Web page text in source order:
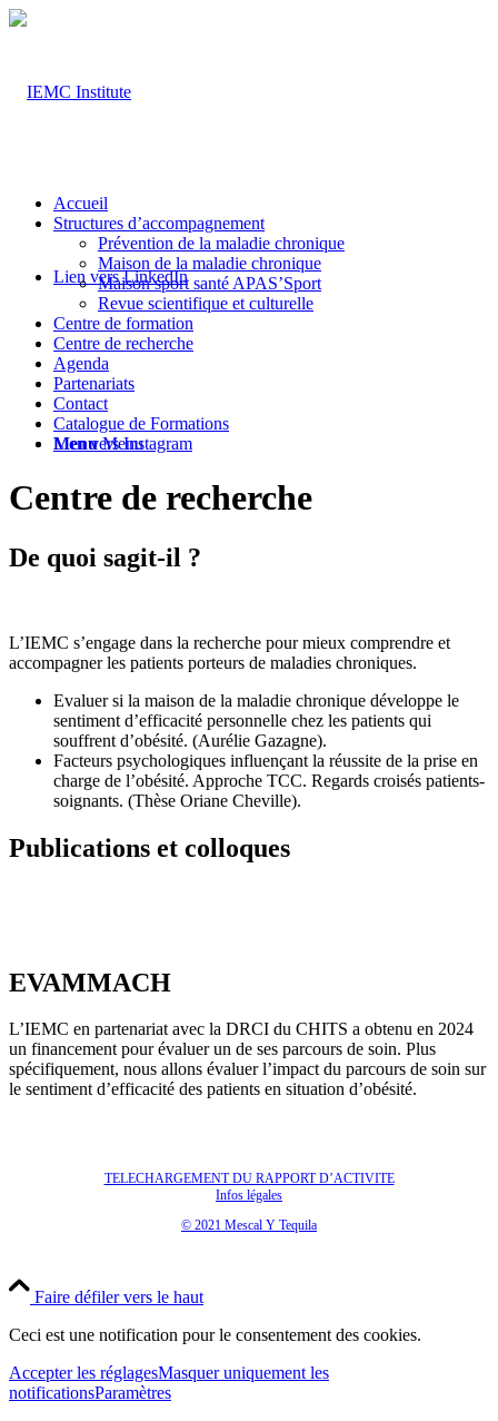
Lien vers LinkedIn
Lien vers Instagram
Accueil
Structures d’accompagnement
Prévention de la maladie chronique
Maison de la maladie chronique
Maison sport santé APAS’Sport
Revue scientifique et culturelle
Centre de formation
Centre de recherche
Agenda
Partenariats
Contact
Catalogue de Formations
Menu Menu
Centre de recherche
De quoi sagit-il ?
L’IEMC s’engage dans la recherche pour mieux comprendre et
accompagner les patients porteurs de maladies chroniques.
Evaluer si la maison de la maladie chronique développe le
sentiment d’efficacité personnelle chez les patients qui
souffrent d’obésité. (Aurélie Gazagne).
Facteurs psychologiques influençant la réussite de la prise en
charge de l’obésité. Approche TCC. Regards croisés patients-
soignants. (Thèse Oriane Cheville).
Publications et colloques
EVAMMACH
L’IEMC en partenariat avec la DRCI du CHITS a obtenu en 2024
un financement pour évaluer un de ses parcours de soin. Plus
spécifiquement, nous allons évaluer l’impact du parcours de soin sur
le sentiment d’efficacité des patients en situation d’obésité.
TELECHARGEMENT DU RAPPORT D’ACTIVITE
Infos légales
© 2021 Mescal Y Tequila
Faire défiler vers le haut
Ceci est une notification pour le consentement des cookies.
Accepter les réglagesMasquer uniquement les
notificationsParamètres